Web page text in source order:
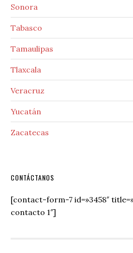
Sonora
Tabasco
Tamaulipas
Tlaxcala
Veracruz
Yucatán
Zacatecas
Secondary
Sidebar
CONTÁCTANOS
[contact-form-7 id=»3458″
contacto 1″]